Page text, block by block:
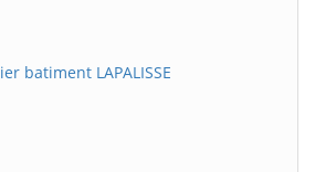
batiment LAPALISSE